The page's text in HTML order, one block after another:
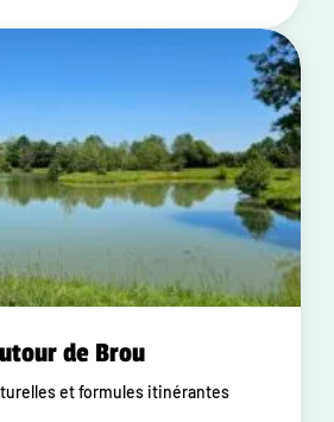
de Brou
et formules itinérantes